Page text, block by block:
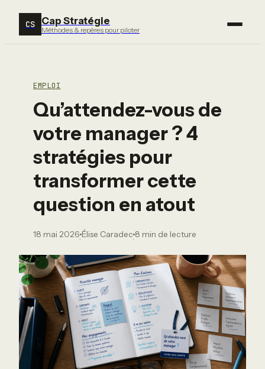
CS Cap Stratégie
Méthodes & repères pour piloter
EMPLOI
Qu’attendez-vous de
votre manager ? 4
stratégies pour
transformer cette
question en atout
18 mai 2026
·
Élise Caradec
·
8 min de lecture